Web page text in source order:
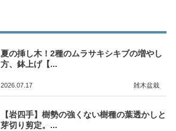
夏の挿し木！2種のムラサキシキブの増やし
方、鉢上げ【...
2026.07.17 雑木盆栽
【岩四手】樹勢の強くない樹種の葉透かしと
芽切り剪定。...